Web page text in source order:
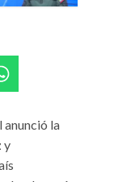
anunció la
y